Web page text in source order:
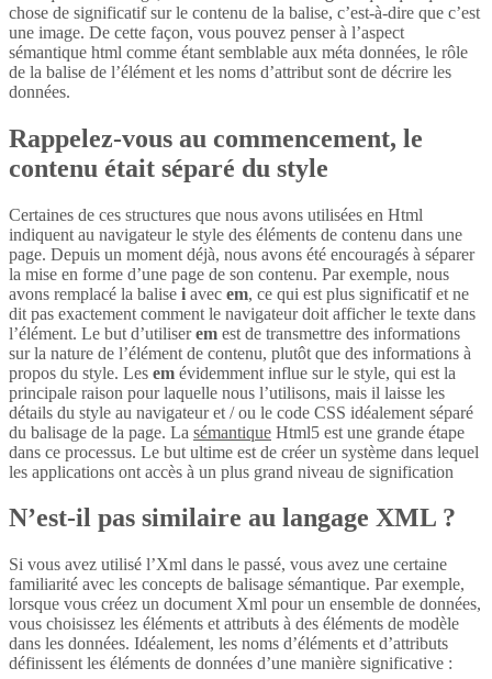
chose de significatif sur le contenu de la balise, c’est-à-dire que c’est
une image. De cette façon, vous pouvez penser à l’aspect
sémantique html comme étant semblable aux méta données, le rôle
de la balise de l’élément et les noms d’attribut sont de décrire les
données.
Rappelez-vous au commencement, le
contenu était séparé du style
Certaines de ces structures que nous avons utilisées en Html
indiquent au navigateur le style des éléments de contenu dans une
page. Depuis un moment déjà, nous avons été encouragés à séparer
la mise en forme d’une page de son contenu. Par exemple, nous
avons remplacé la balise i avec em, ce qui est plus significatif et ne
dit pas exactement comment le navigateur doit afficher le texte dans
l’élément. Le but d’utiliserem est de transmettre des informations
sur la nature de l’élément de contenu, plutôt que des informations à
propos du style. Les em évidemment influe sur le style, qui est la
principale raison pour laquelle nous l’utilisons, mais il laisse les
détails du style au navigateur et / ou le code CSS idéalement séparé
du balisage de la page. La sémantique Html5 est une grande étape
dans ce processus. Le but ultime est de créer un système dans lequel
les applications ont accès à un plus grand niveau de signification
N’est-il pas similaire au langage XML ?
Si vous avez utilisé l’Xml dans le passé, vous avez une certaine
familiarité avec les concepts de balisage sémantique. Par exemple,
lorsque vous créez un document Xml pour un ensemble de données,
vous choisissez les éléments et attributs à des éléments de modèle
dans les données. Idéalement, les noms d’éléments et d’attributs
définissent les éléments de données d’une manière significative :